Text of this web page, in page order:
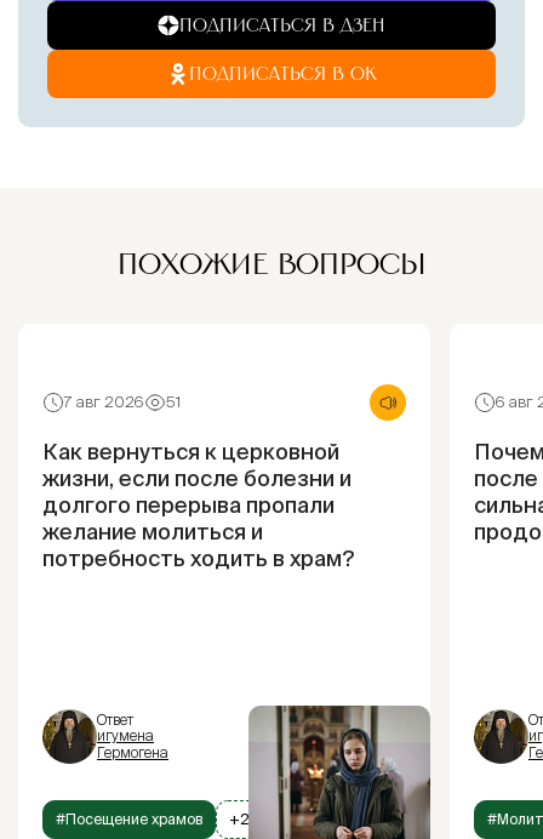
ПОДПИСАТЬСЯ В ДЗЕН
ПОДПИСАТЬСЯ В ОК
ПОХОЖИЕ ВОПРОСЫ
7 авг 2026 51
Как вернуться к церковной
жизни, если после болезни и
долгого перерыва пропали
желание молиться и
потребность ходить в храм?
Ответ
игумена
Гермогена
#Посещение храмов +2
6 авг